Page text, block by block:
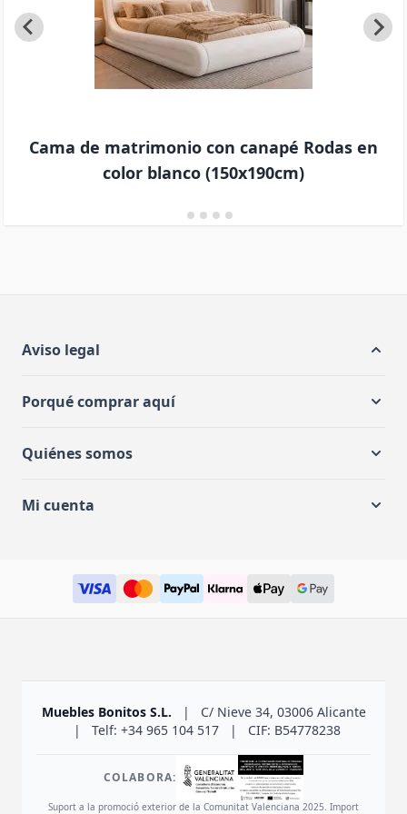
Cama de matrimonio con canapé Rodas en
color blanco (150x190cm)
Aviso legal
Porqué comprar aquí
Quiénes somos
Mi cuenta
Muebles Bonitos S.L. |
C/ Nieve 34, 03006 Alicante
|
Telf: +34 965 104 517 | CIF: B54778238
COLABORA:
Suport a la promoció exterior de la Comunitat Valenciana 2025. Import